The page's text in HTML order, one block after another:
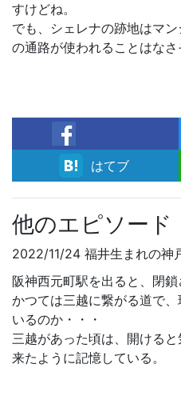
すけどね。
でも、シェレナの跡地はマ
の通路が使われることはなさ
facebook
はてブ
他のエピソード
2022/11/24 福井生まれの神
阪神西元町駅を出ると、閉
かつては三越に繋がる道で
いるのか・・・
三越があった頃は、開ける
来たように記憶している。